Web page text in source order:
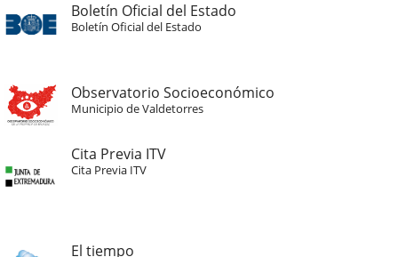
Boletín Oficial del Estado
Boletín Oficial del Estado
Observatorio Socioeconómico
Municipio de Valdetorres
Cita Previa ITV
Cita Previa ITV
El tiempo